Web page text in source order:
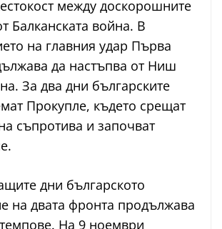
между доскорошните
Балканската война. В
на главния удар Първа
да настъпва от Ниш
За два дни българските
Прокупле, където срещат
съпротива и започват
дни българското
на двата фронта продължава
На 9 ноември